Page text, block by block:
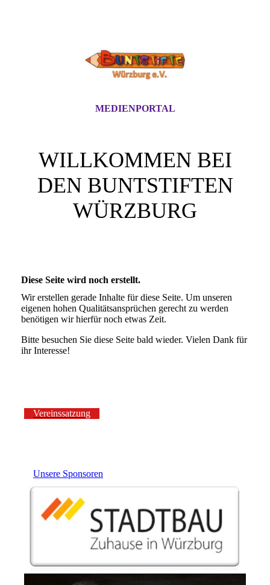
MEDIENPORTAL
WILLKOMMEN BEI
DEN BUNTSTIFTEN
WÜRZBURG
Diese Seite wird noch erstellt.
Wir erstellen gerade Inhalte für diese Seite. Um unseren
eigenen hohen Qualitätsansprüchen gerecht zu werden
benötigen wir hierfür noch etwas Zeit.
Bitte besuchen Sie diese Seite bald wieder. Vielen Dank für
ihr Interesse!
Vereinssatzung
Unsere Sponsoren